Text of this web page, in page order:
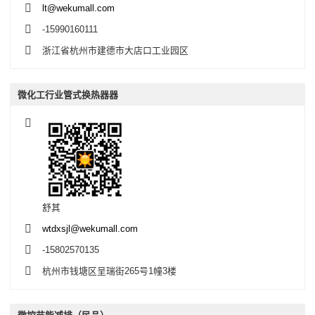
lt@wekumall.com
-15990160111
浙江省杭州市建德市大店口工业园区
微化工行业管式换热器器
舒其
wtdxsjl@wekumall.com
-15802570135
杭州市钱塘区呈瑞街265号1幢3楼